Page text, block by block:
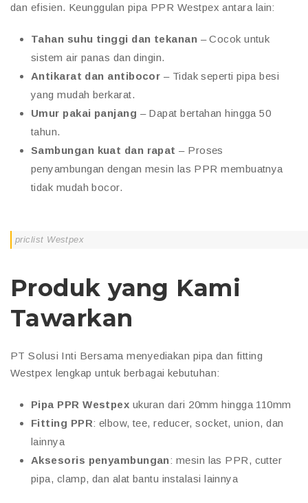
dan efisien. Keunggulan pipa PPR Westpex antara lain:
Tahan suhu tinggi dan tekanan – Cocok untuk
sistem air panas dan dingin.
Antikarat dan antibocor – Tidak seperti pipa besi
yang mudah berkarat.
Umur pakai panjang – Dapat bertahan hingga 50
tahun.
Sambungan kuat dan rapat – Proses
penyambungan dengan mesin las PPR membuatnya
tidak mudah bocor.
priclist Westpex
Produk yang Kami
Tawarkan
PT Solusi Inti Bersama menyediakan pipa dan fitting
Westpex lengkap untuk berbagai kebutuhan:
Pipa PPR Westpex ukuran dari 20mm hingga 110mm
Fitting PPR: elbow, tee, reducer, socket, union, dan
lainnya
Aksesoris penyambungan: mesin las PPR, cutter
pipa, clamp, dan alat bantu instalasi lainnya